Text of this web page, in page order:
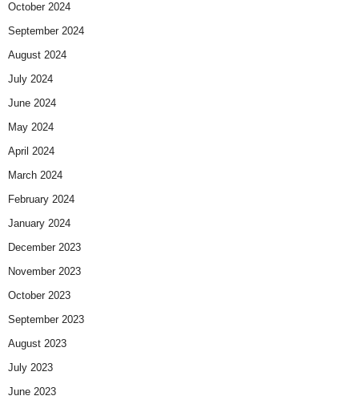
October 2024
September 2024
August 2024
July 2024
June 2024
May 2024
April 2024
March 2024
February 2024
January 2024
December 2023
November 2023
October 2023
September 2023
August 2023
July 2023
June 2023